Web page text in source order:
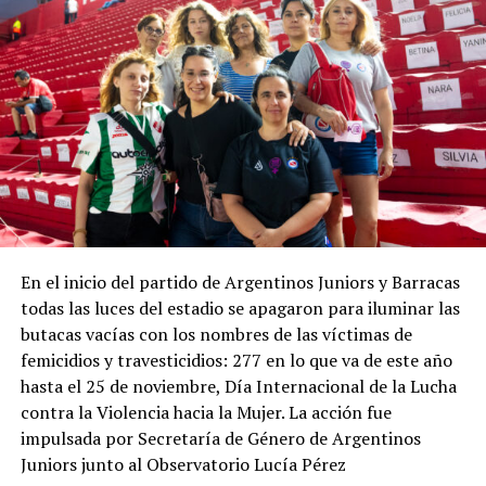
los derechos o garantías explícita o implícitamente
reconocidas por la Constitución Nacional».
La presencia judicial en la marcha será una novedad,
mientras el oficialismo informa que sostiene
reuniones para coordinar la represión de la marcha
del miércoles con la SIDE (Secretaría de Inteligencia
del Estado) que aparentemente responde a Santiago
Caputo, confirmando el ejercicio de “inteligencia”
desde el gobierno. La mayor zozobra de la gestión
Milei / Bullrich no parece provenir de los jubilados
ni de la crisis social, sino de la presencia de un
periodismo que simplemente intenta hacer su
trabajo y ejercer la libertad de expresión. El video
completo.
El video muestra las imágenes y explica de qué modo
En el inicio del partido de Argentinos Juniors y Barracas
todas las luces del estadio se apagaron para iluminar las
butacas vacías con los nombres de las víctimas de
femicidios y travesticidios: 277 en lo que va de este año
hasta el 25 de noviembre, Día Internacional de la Lucha
contra la Violencia hacia la Mujer. La acción fue
impulsada por Secretaría de Género de Argentinos
Juniors junto al Observatorio Lucía Pérez